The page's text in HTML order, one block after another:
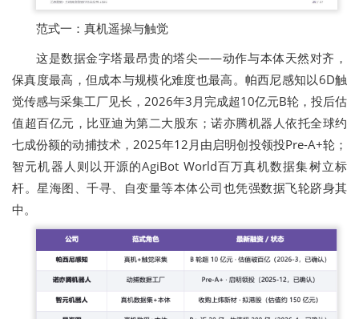
范式一：真机遥操与触觉
这是数据金字塔最昂贵的塔尖——动作与本体天然对齐，
保真度最高，但成本与规模化难度也最高。帕西尼感知以6D触
觉传感与采集工厂见长，2026年3月完成超10亿元B轮，投后估
值超百亿元，比亚迪为第二大股东；诺亦腾机器人依托全球约
七成份额的动捕技术，2025年12月由启明创投领投Pre-A+轮；
智元机器人则以开源的AgiBot World百万真机数据集树立标
杆。星海图、千寻、自变量等本体公司也凭强数据飞轮跻身其
中。